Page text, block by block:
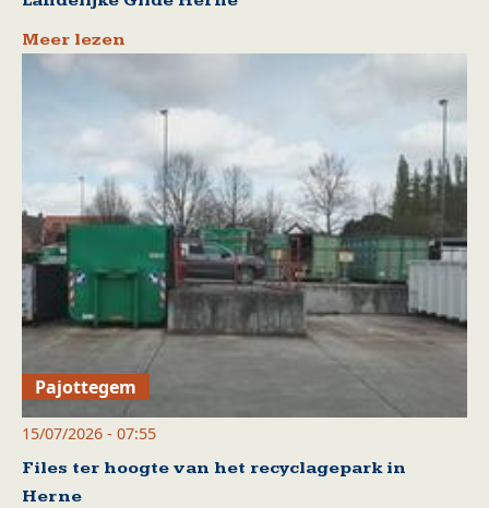
Meer lezen
Pajottegem
15/07/2026 - 07:55
Files ter hoogte van het recyclagepark in
Herne